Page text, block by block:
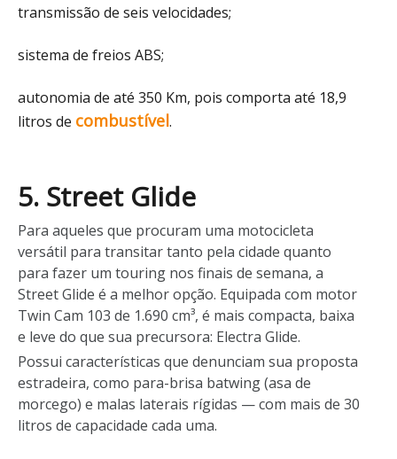
transmissão de seis velocidades;
sistema de freios ABS;
autonomia de até 350 Km, pois comporta até 18,9
litros de combustível.
5. Street Glide
Para aqueles que procuram uma motocicleta
versátil para transitar tanto pela cidade quanto
para fazer um touring nos finais de semana, a
Street Glide é a melhor opção. Equipada com motor
Twin Cam 103 de 1.690 cm³, é mais compacta, baixa
e leve do que sua precursora: Electra Glide.
Possui características que denunciam sua proposta
estradeira, como para-brisa batwing (asa de
morcego) e malas laterais rígidas — com mais de 30
litros de capacidade cada uma.